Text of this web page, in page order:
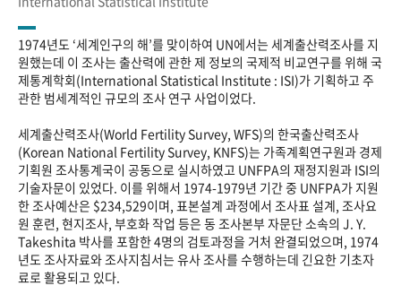
1974년도 ‘세계인구의 해’를 맞이하여 UN에서는 세계출산력조사를 지
원했는데 이 조사는 출산력에 관한 제 정보의 국제적 비교연구를 위해 국
제통계학회(International Statistical Institute : ISI)가 기획하고 주
관한 범세계적인 규모의 조사 연구 사업이었다.
세계출산력조사(World Fertility Survey, WFS)의 한국출산력조사
(Korean National Fertility Survey, KNFS)는 가족계획연구원과 경제
기획원 조사통계국이 공동으로 실시하였고 UNFPA의 재정지원과 ISI의
기술자문이 있었다. 이를 위해서 1974-1979년 기간 중 UNFPA가 지원
한 조사예산은 $234,529이며, 표본설계 과정에서 조사표 설계, 조사요
원 훈련, 현지조사, 부호화 작업 등은 동 조사본부 자문단 소속의 J. Y.
Takeshita 박사를 포함한 4명의 검토과정을 거처 완결되었으며, 1974
년도 조사자료와 조사지침서는 유사 조사를 수행하는데 긴요한 기초자
료로 활용되고 있다.